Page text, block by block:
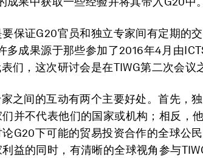
保证G20官员和独立专家间有定期的
多成果源于那些参加了2016年4月由
们，这次研讨会是在TIWG第二次会议
之间的互动有两个主要好处。首先，独
并不代表他们的国家或机构；相反，
G20下可能的贸易投资合作的全球公
益的同时，有清晰的全球视角参与